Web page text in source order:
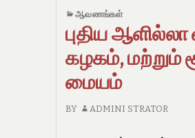
ஆவணங்கள்
புதிய
கழகம், மற்றும்
மையம்
BY ADMINI STRATOR